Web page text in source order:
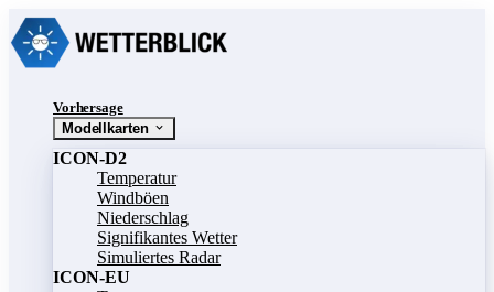
Vorhersage
Modellkarten
ICON-D2
Temperatur
Windböen
Niederschlag
Signifikantes Wetter
Simuliertes Radar
ICON-EU